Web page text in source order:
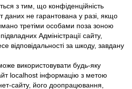
з тим, що конфіденційність
даних не гарантована у разі, якщо
третіми особами поза зоною
Адміністрації сайту,
відповідальності за шкоду, завдану
використовувати будь-яку
localhost інформацію з метою
сайту, його доопрацювання,